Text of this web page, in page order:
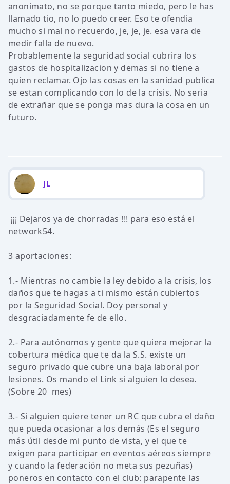
anonimato, no se porque tanto miedo, pero le has
llamado tio, no lo puedo creer. Eso te ofendia
mucho si mal no recuerdo, je, je, je. esa vara de
medir falla de nuevo.
Probablemente la seguridad social cubrira los
gastos de hospitalizacion y demas si no tiene a
quien reclamar. Ojo las cosas en la sanidad publica
se estan complicando con lo de la crisis. No seria
de extrañar que se ponga mas dura la cosa en un
futuro.
JL
¡¡¡ Dejaros ya de chorradas !!! para eso está el
network54.
3 aportaciones:
1.- Mientras no cambie la ley debido a la crisis, los
daños que te hagas a ti mismo están cubiertos
por la Seguridad Social. Doy personal y
desgraciadamente fe de ello.
2.- Para autónomos y gente que quiera mejorar la
cobertura médica que te da la S.S. existe un
seguro privado que cubre una baja laboral por
lesiones. Os mando el Link si alguien lo desea.
(Sobre 20  mes)
3.- Si alguien quiere tener un RC que cubra el daño
que pueda ocasionar a los demás (Es el seguro
más útil desde mi punto de vista, y el que te
exigen para participar en eventos aéreos siempre
y cuando la federación no meta sus pezuñas)
poneros en contacto con el club: parapente las